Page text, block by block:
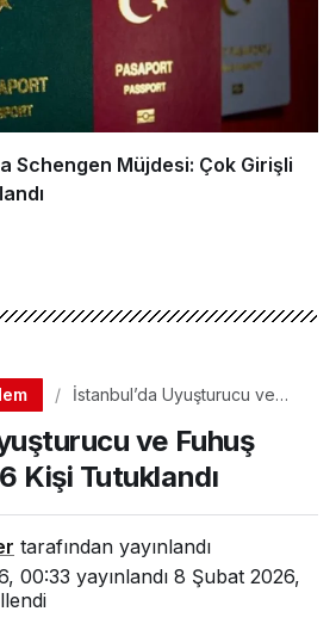
Schengen Müjdesi: Çok Girişli
İstanbul’da Uyuşturucu ve
Tutuklandıve Fuhuş
Kişi Tutuklandı
tarafından yayınlandı
00:33 yayınlandı 8 Şubat 2026,